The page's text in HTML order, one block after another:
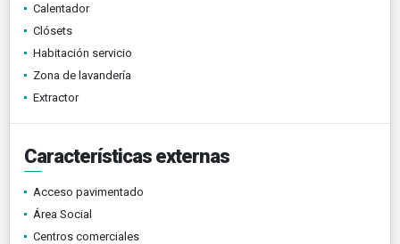
Calentador
Clósets
Habitación servicio
Zona de lavandería
Extractor
Características externas
Acceso pavimentado
Área Social
Centros comerciales